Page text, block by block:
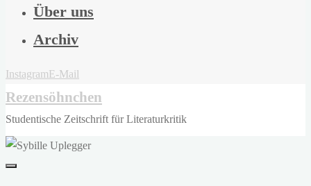
Über uns
Archiv
InstagramE-Mail
Rezensöhnchen
Studentische Zeitschrift für Literaturkritik